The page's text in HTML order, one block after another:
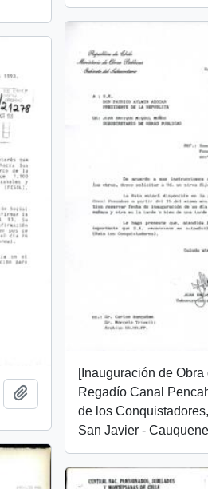
[Inauguración de Obra
Regadío Canal
de los
San Javier -
Añadir al portapapeles